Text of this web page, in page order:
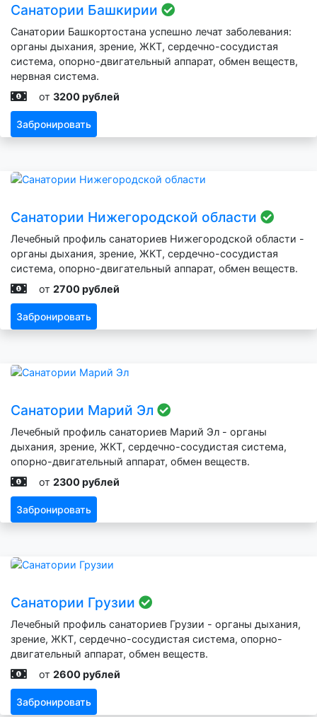
Санатории Башкирии
Санатории Башкортостана успешно лечат заболевания:
органы дыхания, зрение, ЖКТ, сердечно-сосудистая
система, опорно-двигательный аппарат, обмен веществ,
нервная система.
от 3200 рублей
Забронировать
Санатории Нижегородской области
Лечебный профиль санаториев Нижегородской области -
органы дыхания, зрение, ЖКТ, сердечно-сосудистая
система, опорно-двигательный аппарат, обмен веществ.
от 2700 рублей
Забронировать
Санатории Марий Эл
Лечебный профиль санаториев Марий Эл - органы
дыхания, зрение, ЖКТ, сердечно-сосудистая система,
опорно-двигательный аппарат, обмен веществ.
от 2300 рублей
Забронировать
Санатории Грузии
Лечебный профиль санаториев Грузии - органы дыхания,
зрение, ЖКТ, сердечно-сосудистая система, опорно-
двигательный аппарат, обмен веществ.
от 2600 рублей
Забронировать